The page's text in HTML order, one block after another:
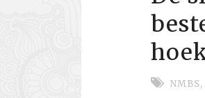
NMBS,